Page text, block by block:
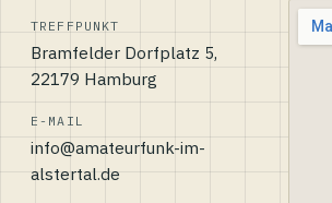
TREFFPUNKT
Bramfelder Dorfplatz 5,
22179 Hamburg
E-MAIL
info@amateurfunk-im-
alstertal.de